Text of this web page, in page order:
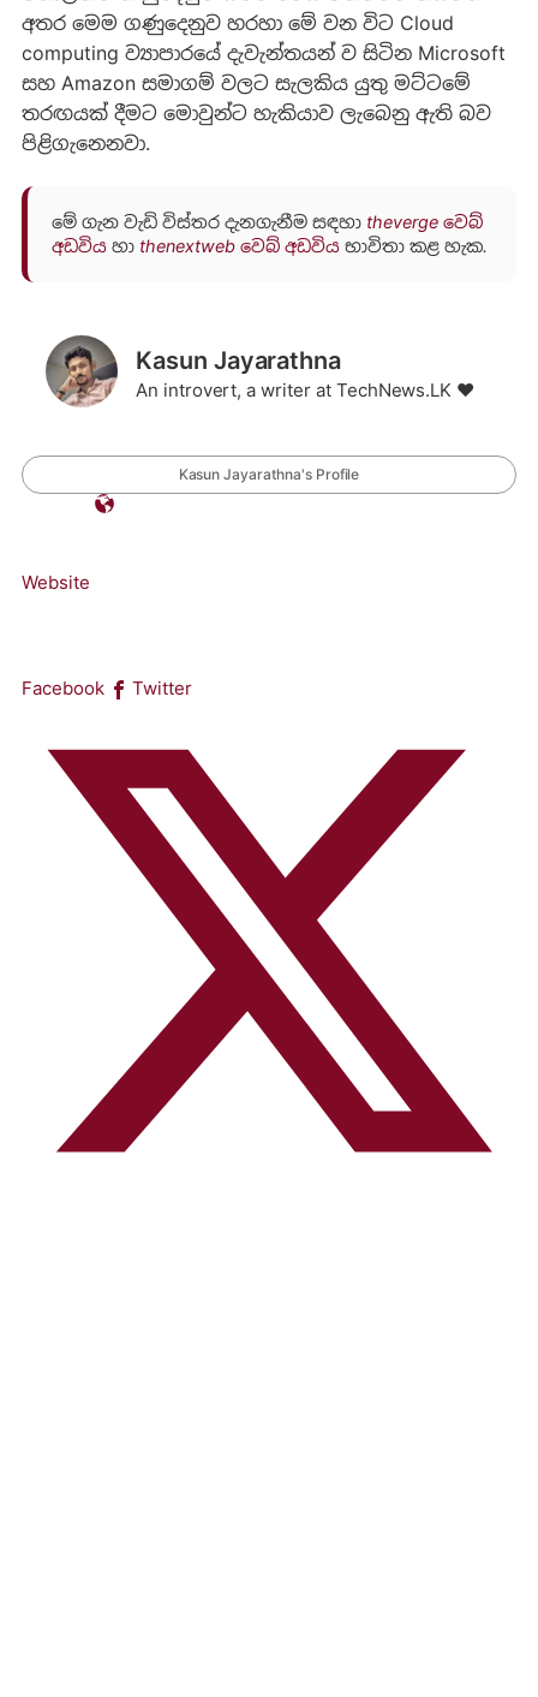
අතර මෙම ගණුදෙනුව හරහා මේ වන විට Cloud
computing ව්‍යාපාරයේ දැවැන්තයන් ව සිටින Microsoft
සහ Amazon සමාගම් වලට සැලකිය යුතු මට්ටමේ
තරඟයක් දීමට මොවුන්ට හැකියාව ‍ලැබෙනු ඇති බව
පිළිගැනෙනවා.
මේ ගැන වැඩි විස්තර දැනගැනීම සඳහා theverge වෙබ්
අඩවියහා thenextweb වෙබ් අඩවියභාවිතා කළ හැක.
Kasun Jayarathna
An introvert, a writer at TechNews.LK ❤️
Kasun Jayarathna's Profile
Website
Facebook Twitter